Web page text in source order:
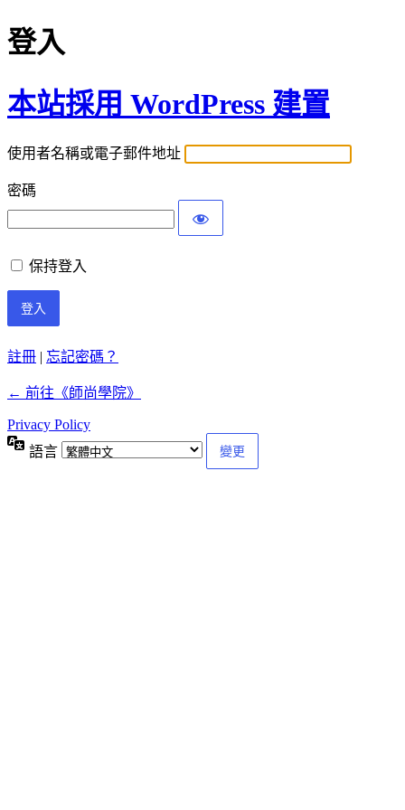
登入
本站採用 WordPress 建置
使用者名稱或電子郵件地址
密碼
保持登入
註冊 | 忘記密碼？
← 前往《師尚學院》
Privacy Policy
語言